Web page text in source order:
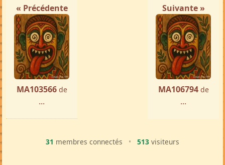
« Précédente
MA103566 de
...
Suivante »
MA106794 de
...
31 membres connectés • 513 visiteurs